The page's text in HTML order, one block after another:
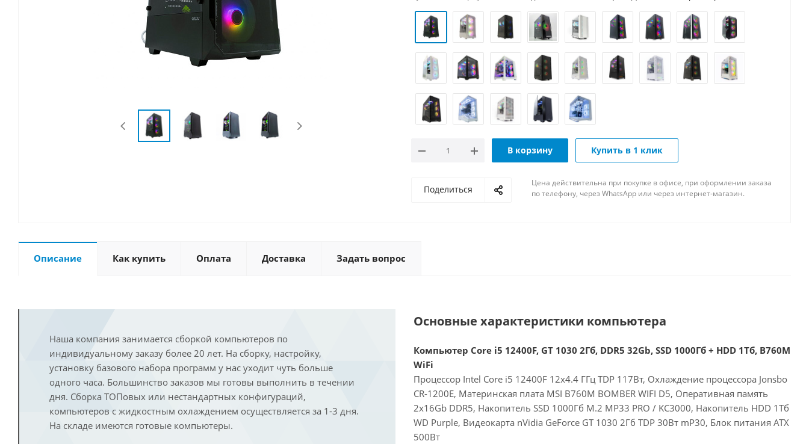
В корзину Купить в 1 клик
Поделиться
Цена действительна при покупке в офисе, при оформлении заказа
по телефону, через WhatsApp или через интернет-магазин.
Описание Как купить Оплата Доставка Задать вопрос
Наша компания занимается сборкой компьютеров по
индивидуальному заказу более 20 лет. На сборку, настройку,
установку базового набора программ у нас уходит чуть больше
одного часа. Большинство заказов мы готовы выполнить в течении
дня. Сборка ТОПовых или нестандартных конфигураций,
компьютеров с жидкостным охлаждением осуществляется за 1-3 дня.
На складе имеются готовые компьютеры.
Основные характеристики компьютера
Компьютер Core i5 12400F, GT 1030 2Гб, DDR5 32Gb, SSD 1000Гб + HDD 1Тб, B760M
WiFi
Процессор Intel Core i5 12400F 12x4.4 ГГц TDP 117Вт, Охлаждение процессора Jonsbo
CR-1200E, Материнская плата MSI B760M BOMBER WIFI D5, Оперативная память
2x16Gb DDR5, Накопитель SSD 1000Гб M.2 MP33 PRO / KC3000, Накопитель HDD 1Тб
WD Purple, Видеокарта nVidia GeForce GT 1030 2Гб TDP 30Вт mP30, Блок питания ATX
500Вт